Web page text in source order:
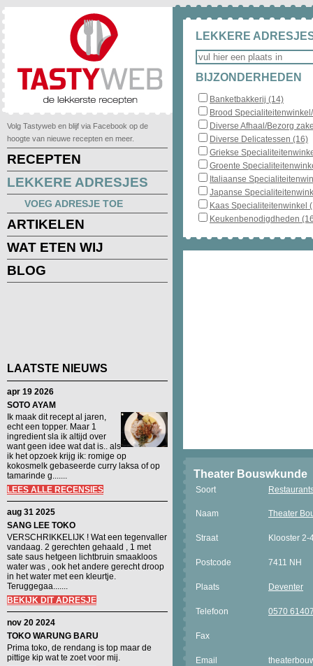
Volg Tastyweb en blijf via Facebook op de
hoogte van nieuwe recepten en meer.
RECEPTEN
LEKKERE ADRESJES
VOEG ADRESJE TOE
ARTIKELEN
WAT ETEN WIJ
BLOG
LAATSTE NIEUWS
apr 19 2026
SOTO AYAM
Ik maak dit recept al jaren,
echt een topper. Maar 1
ingredient sla ik altijd over
want geen idee wat dat is.. als
ik het opzoek krijg ik: romige op
kokosmelk gebaseerde curry laksa of op
tamarinde g.......
LEES ALLE RECENSIES
aug 31 2025
SANG LEE TOKO
VERSCHRIKKELIJK ! Wat een tegenvaller
vandaag. 2 gerechten gehaald , 1 met
sate saus hetgeen lichtbruin smaakloos
water was , ook het andere gerecht droop
in het water met een kleurtje.
Teruggegaa.......
BEKIJK DIT ADRESJE
nov 20 2024
TOKO WARUNG BARU
Prima toko, de rendang is top maar de
pittige kip wat te zoet voor mij.
LEKKERE
BIJZONDERHEDEN
Banketbakkerij (14)
Brood
Diverse Afhaal/Bezorg
Diverse Delicatessen (16)
Griekse
Groente
Italiaanse
Japanse
Kaas Specialiteitenwinkel
Keukenbenodigdheden
Theater Bouswkunde
Soort
Naam Theater
Straat Klooster 2-
Postcode 7411 NH
Plaats Deventer
Telefoon 0570
Fax
Email